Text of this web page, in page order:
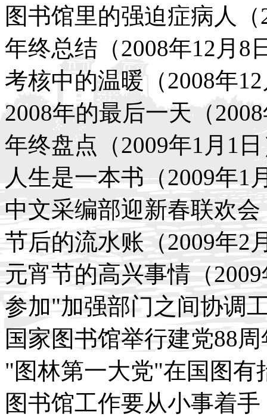
图书馆里的强迫症病人（
年终总结（2008年12月8
考核中的温暖（2008年
2008年的最后一天（
年终盘点（2009年1月1
人生是一本书（2009年1
中文采编部迎新春联欢会
节后的流水账（2009年2
元宵节的高兴事情（
参加"加强部门之间协调
国家图书馆举行建党88
"图林第一大党"在国图有
图书馆工作要从小事着